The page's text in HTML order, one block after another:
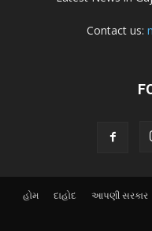
Contact us:
હોમ દાહોદ આપણી સરકાર